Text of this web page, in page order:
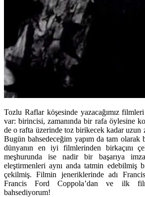
Tozlu Raflar köşesinde yazacağımız
var: birincisi, zamanında bir rafa öylesine
de o rafta üzerinde toz birikecek kadar uzun
Bugün bahsedeceğim yapım da tam
dünyanın en iyi filmlerinden birkaçını
meşhurunda ise nadir bir başarıya
eleştirmenleri aynı anda tatmin edebilmiş
çekilmiş. Filmin jeneriklerinde adı
Francis Ford Coppola’dan ve ilk
bahsediyorum!